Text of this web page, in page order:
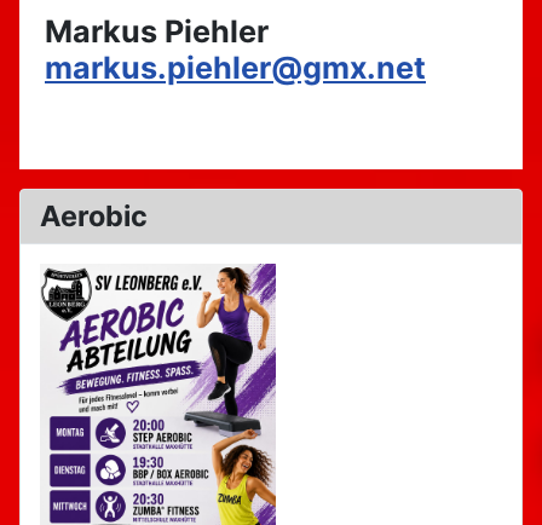
Markus Piehler
markus.piehler@gmx.net
Aerobic